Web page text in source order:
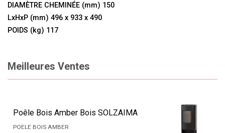
DIAMÈTRE CHEMINÉE (mm) 150
LxHxP (mm) 496 x 933 x 490
POIDS (kg) 117
Meilleures Ventes
Poêle Bois Amber Bois SOLZAIMA
POELE BOIS AMBER